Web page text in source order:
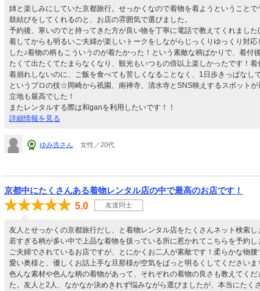
姉と楽しみにしていた京都旅行。せっかくなので着物を着ようということで
鼓結びをしてくれるのと、お店の雰囲気で選びました。
予約後、寒いのでと持ってきた方が良い物を丁寧に電話で教えてくれました
着してからも明るいご夫婦が楽しいトークをしながらじっくりゆっくり対応
した♪着物の柄もこういうのが着たかった！という素敵な柄ばかりで、着付
たくて出たくてたまらなくなり、観光もいつもの倍以上楽しかったです！着
着崩れしないのに、ご飯を食べても苦しくなることなく、1日歩きっぱなし
というプロの技☆岡崎から祇園、南禅寺、清水寺とSNS映えするスポットが
立地も最高でした！
またレンタルする際は和ganを利用したいです！！
詳細情報を見る
ゆみ吉さん 女性／20代
京都中にたくさんある着物レンタル店の中で最高のお店です！
5.0 友達同士
友人とせっかくの京都旅行だし、と着物レンタル店をたくさんネット検索し
若すぎる柄が多い中で上品な着物を扱っている所に惹かれてこちらを予約し
ご夫婦でされているお店ですが、とにかくお二人が素敵です！柔らかな物腰
愛い奥様と、優しくお話上手な旦那様が空気をぱっと明るくしてくださいま
色んな素材や色んな柄の着物があって、それぞれの着物の良さも教えてくだ
た。友人と2人、なかなか決めきれず悩みながら選びましたが、本当にたく